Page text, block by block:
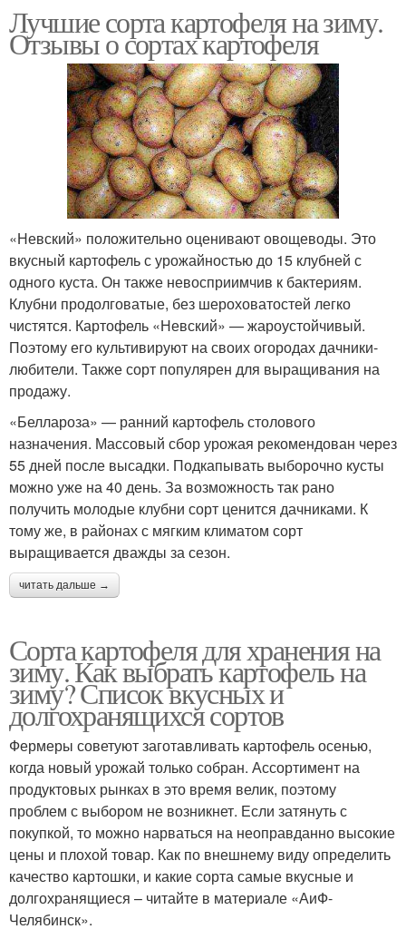
Лучшие сорта картофеля на зиму.
Отзывы о сортах картофеля
«Невский» положительно оценивают овощеводы. Это
вкусный картофель с урожайностью до 15 клубней с
одного куста. Он также невосприимчив к бактериям.
Клубни продолговатые, без шероховатостей легко
чистятся. Картофель «Невский» — жароустойчивый.
Поэтому его культивируют на своих огородах дачники-
любители. Также сорт популярен для выращивания на
продажу.
«Беллароза» — ранний картофель столового
назначения. Массовый сбор урожая рекомендован через
55 дней после высадки. Подкапывать выборочно кусты
можно уже на 40 день. За возможность так рано
получить молодые клубни сорт ценится дачниками. К
тому же, в районах с мягким климатом сорт
выращивается дважды за сезон.
читать дальше →
Сорта картофеля для хранения на
зиму. Как выбрать картофель на
зиму? Список вкусных и
долгохранящихся сортов
Фермеры советуют заготавливать картофель осенью,
когда новый урожай только собран. Ассортимент на
продуктовых рынках в это время велик, поэтому
проблем с выбором не возникнет. Если затянуть с
покупкой, то можно нарваться на неоправданно высокие
цены и плохой товар. Как по внешнему виду определить
качество картошки, и какие сорта самые вкусные и
долгохранящиеся – читайте в материале «АиФ-
Челябинск».